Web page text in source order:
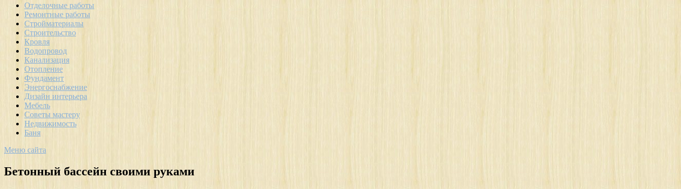
Отделочные работы
Ремонтные работы
Стройматериалы
Строительство
Кровля
Водопровод
Канализация
Отопление
Фундамент
Энергоснабжение
Дизайн интерьера
Мебель
Советы мастеру
Недвижимость
Баня
Меню сайта
Бетонный бассейн своими руками